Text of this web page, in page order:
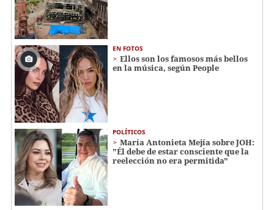
EN FOTOS
Ellos son los famosos más bellos
en la música, según People
POLÍTICOS
María Antonieta Mejía sobre JOH:
"Él debe de estar consciente que la
reelección no era permitida"